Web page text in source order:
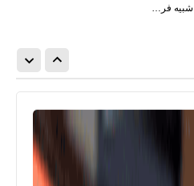
شبيه فر…